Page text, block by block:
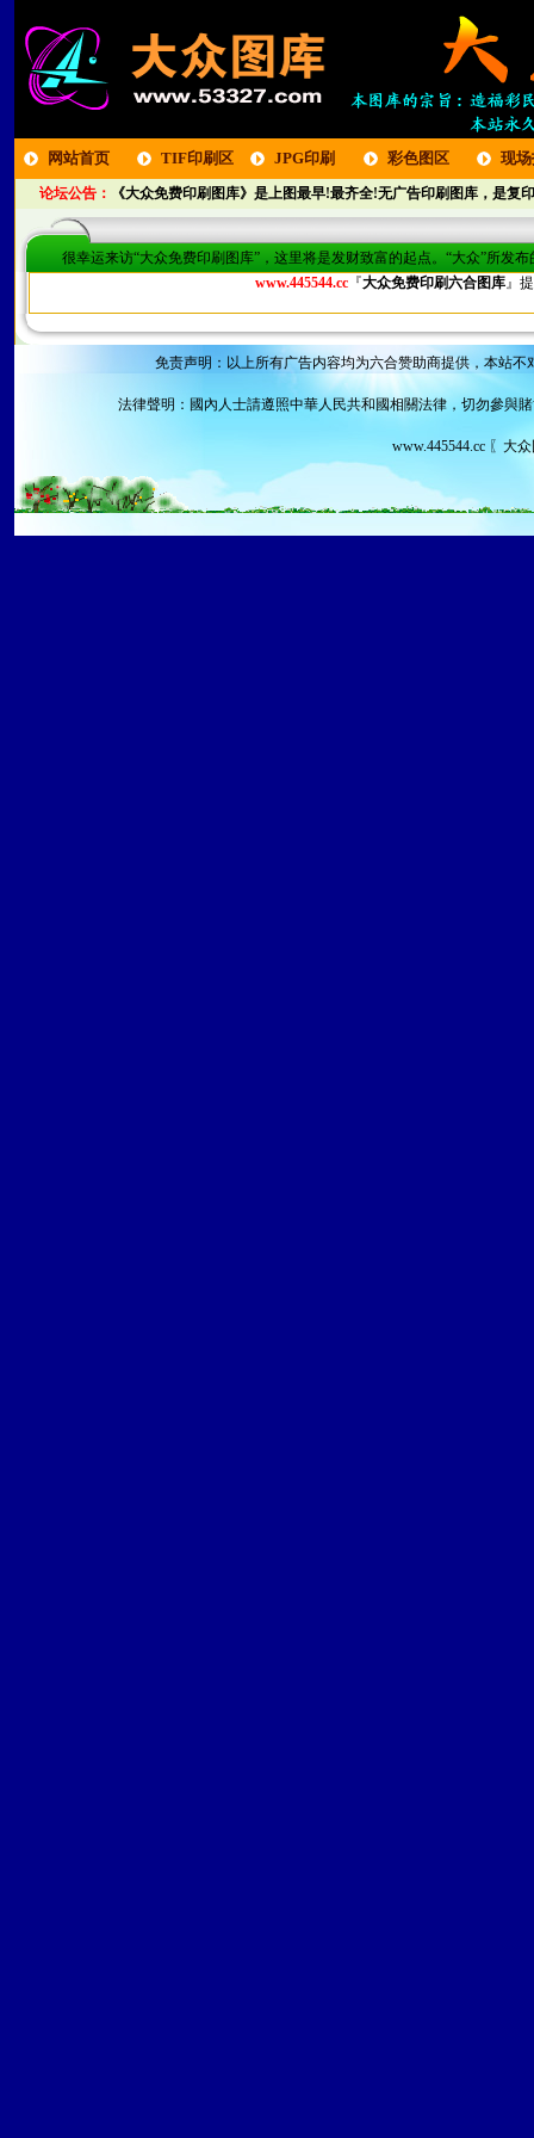
网站首页 TIF印刷区 JPG印刷
区
彩色图区 现
论坛公告： 《大众免费印刷图库》是上图最早!最齐全!无广告印刷图库，是复
很幸运来访“大众免费印刷图库”，这里将是发财致富的起点。“大众”所发
www.445544.cc 『大众免费印刷六合图库』
免责声明：以上所有广告内容均为六合赞助商提供，本站
法律聲明：國內人士請遵照中華人民共和國相關法律，切勿參與
www.445544.cc 〖大